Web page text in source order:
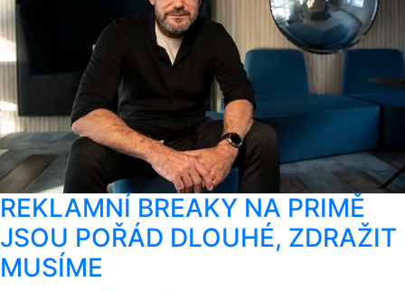
REKLAMNÍ BREAKY NA PRIMĚ
JSOU POŘÁD DLOUHÉ, ZDRAŽIT
MUSÍME